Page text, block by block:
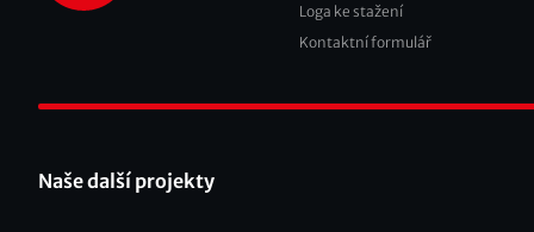
Loga ke stažení
Kontaktní formulář
Naše další projekty